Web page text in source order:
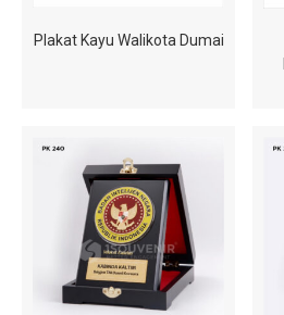
Plakat Kayu Walikota Dumai